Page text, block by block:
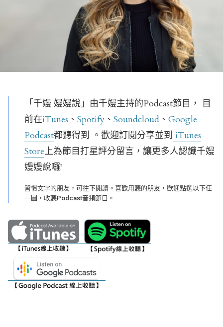
「千嫚 嫚嫚說」由千嫚主持的Podcast節目， 目
前在iTunes 、 Spotify 、 Soundcloud 、 Google
Podcast都聽得到 。歡迎訂閱分享並到 iTunes
Store上為節目打星評分留言，讓更多人認識千嫚
嫚嫚說囉!
習慣文字的朋友，可往下閱讀。喜歡用聽的朋友，歡迎點選以下任
一圖，收聽Podcast音頻節目。